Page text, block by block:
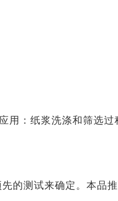
用：纸浆洗涤和筛选
的测试来确定。本品